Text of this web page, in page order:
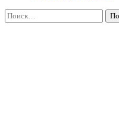
Найти: